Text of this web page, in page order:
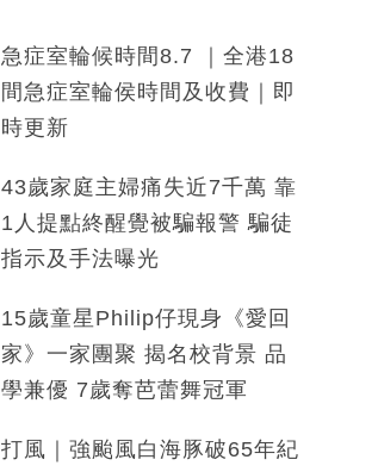
急症室輪候時間8.7 ｜全港18
間急症室輪侯時間及收費｜即
時更新
43歲家庭主婦痛失近7千萬 靠
1人提點終醒覺被騙報警 騙徒
指示及手法曝光
15歲童星Philip仔現身《愛回
家》一家團聚 揭名校背景 品
學兼優 7歲奪芭蕾舞冠軍
打風｜強颱風白海豚破65年紀